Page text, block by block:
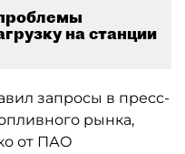
на станции
запросы в пресс-
рынка,
от ПАО